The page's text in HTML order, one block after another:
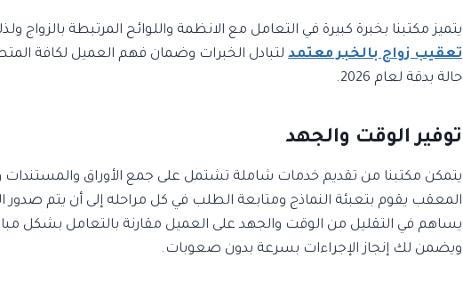
يتميز مكتبنا بخبرة كبيرة في التعامل مع الانظمة واللوائح المرتبطة بالزواج
تعقيب زواج بالخبر معتمد لتبادل الخبرات وضمان فهم العميل لكافة
حالة بدقة لعام 2026.
توفير الوقت والجهد
يتمكن مكتبنا من تقديم خدمات شاملة تشتمل على جمع الأوراق
المعقب يقوم بتعبئة النماذج ومتابعة الطلب في كل مراحله إلى أن يتم صدور
يساهم في التقليل من الوقت والجهد على العميل مقارنة بالتعامل بشكل
ويضمن لك إنجاز الإجراءات بسرعة بدون صعوبات.